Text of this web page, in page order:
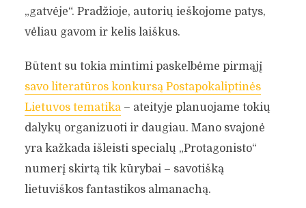
„gatvėje“. Pradžioje, autorių ieškojome patys,
vėliau gavom ir kelis laiškus.
Būtent su tokia mintimi paskelbėme pirmąjį
savo literatūros konkursą Postapokaliptinės
Lietuvos tematika– ateityje planuojame tokių
dalykų organizuoti ir daugiau. Mano svajonė
yra kažkada išleisti specialų „Protagonisto“
numerį skirtą tik kūrybai – savotišką
lietuviškos fantastikos almanachą.